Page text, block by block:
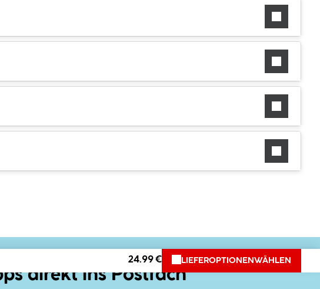
24.99 € LIEFEROPTIONEN WÄHLEN
direkt ins Postfach